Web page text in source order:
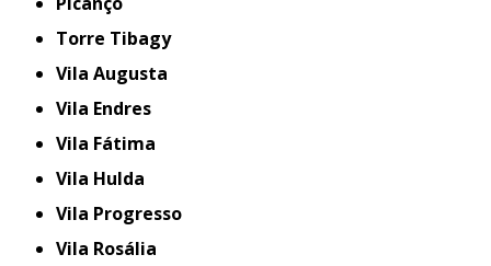
Torre Tibagy
Vila Augusta
Vila Endres
Vila Fátima
Vila Hulda
Vila Progresso
Vila Rosália